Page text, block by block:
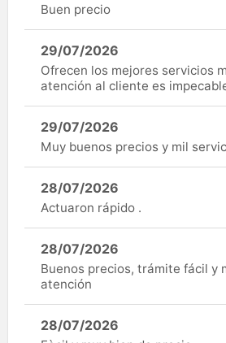
Buen precio
29/07/2026
Ofrecen los mejores servicios
atención al cliente es
29/07/2026
Muy buenos precios y mil
28/07/2026
Actuaron rápido .
28/07/2026
Buenos precios, trámite fácil y
atención
28/07/2026